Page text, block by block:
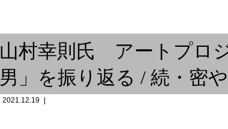
明石海峡の春 独り言 ③
山村幸則氏 アートプロ
男」を振り返る / 続・密
2021.12.19